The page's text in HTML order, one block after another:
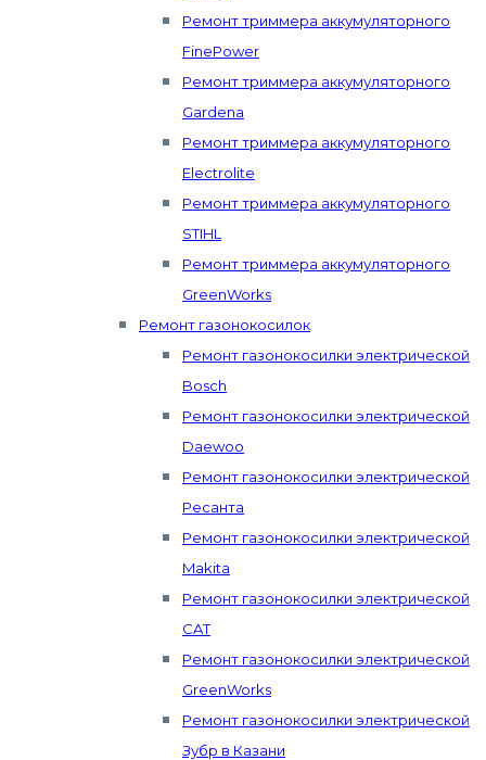
Ремонт триммера аккумуляторного
FinePower
Ремонт триммера аккумуляторного
Gardena
Ремонт триммера аккумуляторного
Electrolite
Ремонт триммера аккумуляторного
STIHL
Ремонт триммера аккумуляторного
GreenWorks
Ремонт газонокосилок
Ремонт газонокосилки электрической
Bosch
Ремонт газонокосилки электрической
Daewoo
Ремонт газонокосилки электрической
Ресанта
Ремонт газонокосилки электрической
Makita
Ремонт газонокосилки электрической
CAT
Ремонт газонокосилки электрической
GreenWorks
Ремонт газонокосилки электрической
Зубр в Казани